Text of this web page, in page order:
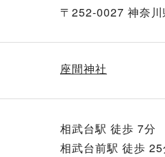
〒252-0027 神奈
座間神社
相武台駅 徒歩 7分
相武台前駅 徒歩 25